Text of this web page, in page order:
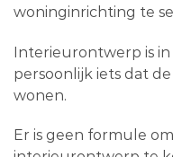
woninginrichting te
Interieurontwerp is
persoonlijk iets dat
wonen.
Er is geen formule